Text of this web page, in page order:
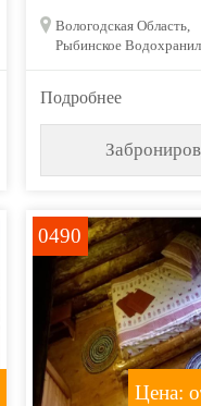
Вологодская Область,
Рыбинское
Подробнее
0490
Цена: